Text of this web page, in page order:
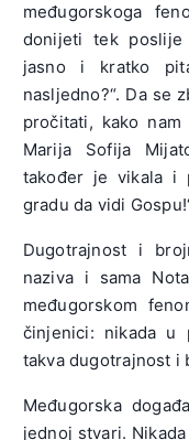
međugorskoga
donijeti tek
jasno i kratko
nasljedno?“. Da se
pročitati, kako
Marija Sofija
također je vikala i
gradu da vidi
Dugotrajnost i
naziva i sama
međugorskom
činjenici: nikada u
takva dugotrajnost i
Međugorska
jednoj stvari.